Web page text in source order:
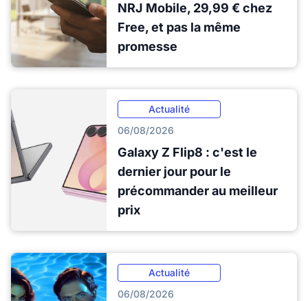
NRJ Mobile, 29,99 € chez
Free, et pas la même
promesse
Actualité
06/08/2026
Galaxy Z Flip8 : c'est le
dernier jour pour le
précommander au meilleur
prix
Actualité
06/08/2026